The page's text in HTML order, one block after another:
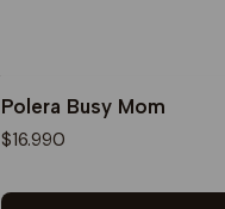
Polera Busy Mom
$16.990